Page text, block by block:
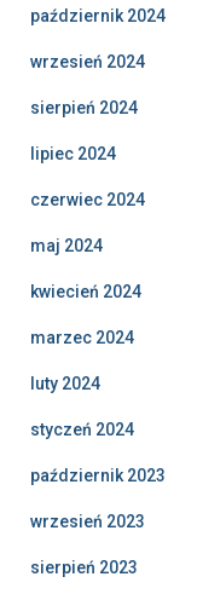
październik 2024
wrzesień 2024
sierpień 2024
lipiec 2024
czerwiec 2024
maj 2024
kwiecień 2024
marzec 2024
luty 2024
styczeń 2024
październik 2023
wrzesień 2023
sierpień 2023